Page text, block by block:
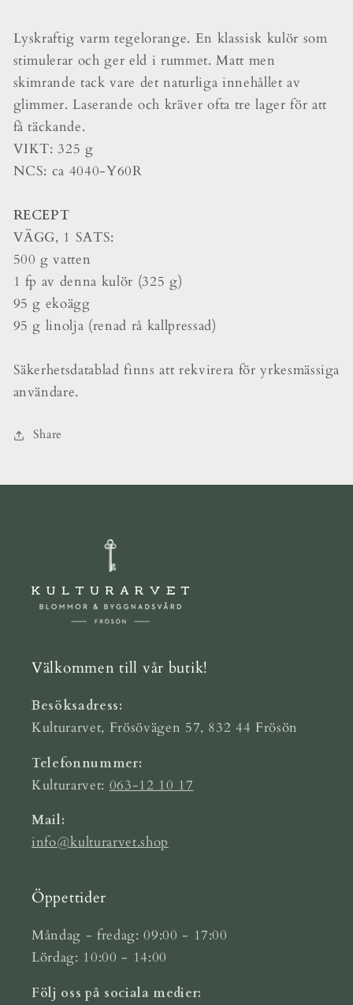
Lyskraftig varm tegelorange. En klassisk kulör som
stimulerar och ger eld i rummet. Matt men
skimrande tack vare det naturliga innehållet av
glimmer. Laserande och kräver ofta tre lager för att
få täckande.
VIKT: 325 g
NCS: ca 4040-Y60R
RECEPT
VÄGG, 1 SATS:
500 g vatten
1 fp av denna kulör (325 g)
95 g ekoägg
95 g linolja (renad rå kallpressad)
Säkerhetsdatablad finns att rekvirera för yrkesmässiga
användare.
Share
Välkommen till vår butik!
Besöksadress:
Kulturarvet, Frösövägen 57, 832 44 Frösön
Telefonnummer:
Kulturarvet: 063-12 10 17
Mail:
info@kulturarvet.shop
Öppettider
Måndag - fredag: 09:00 - 17:00
Lördag: 10:00 - 14:00
Följ oss på sociala medier: